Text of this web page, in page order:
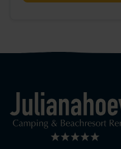
Logo Julianahoeve